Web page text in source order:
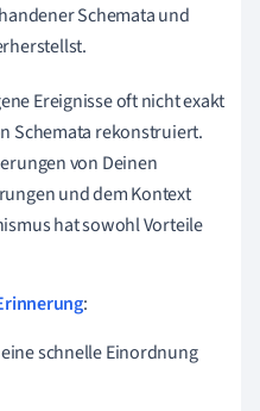
Schemata und
Ereignisse oft nicht exakt
Schemata rekonstruiert.
von Deinen
und dem Kontext
hat sowohl Vorteile
:
schnelle Einordnung